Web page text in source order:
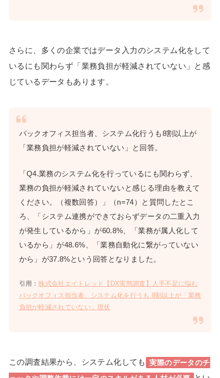
さらに、多くの企業ではデータ入力のシステム化をして
いるにも関わらず「業務負担が軽減されていない」と感
じているデータもあります。
バックオフィス担当者、システム化行うも8割以上が
「業務負担が軽減されていない」と回答。
「Q4.業務のシステム化を行っているにも関わらず、
業務の負担が軽減されていないと感じる理由を教えて
ください。（複数回答）」（n=74）と質問したとこ
ろ、「システム連携ができておらずデータの二重入力
が発生しているから」が60.8%、「業務が属人化して
いるから」が48.6%、「業務自動化に繋がっていない
から」が37.8%という回答となりました。
引用：株式会社エイトレッド
【DX実態調査】人手不足に悩む
バックオフィス担当者、システム化を行うも 8割以上が「業務
負担が軽減されていない」現状
この調査結果から、システム化しても
実際のデータのチ